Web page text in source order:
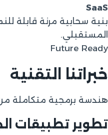
SaaS
بنية سحابية مرنة قابلة
المستقبلي.
Future Ready
خبراتنا التقنية
هندسة برمجية متكاملة من
تطوير تطبيقات